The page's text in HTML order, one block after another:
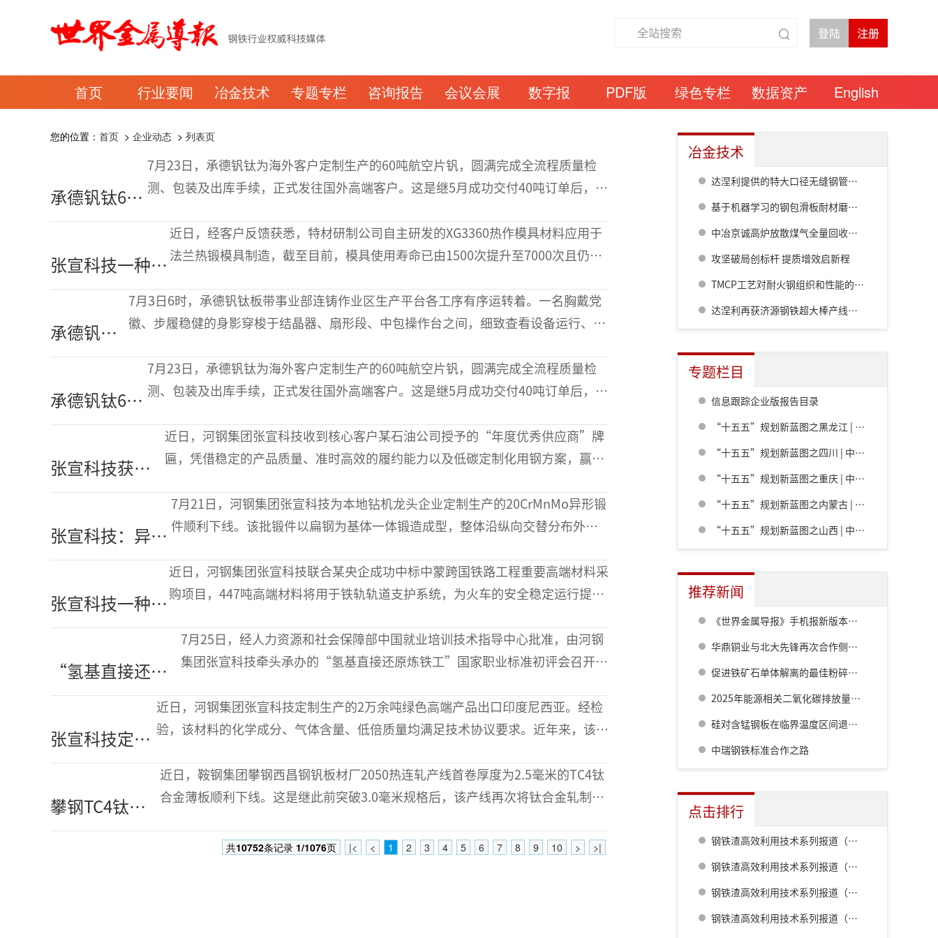
首页 行业要闻 冶金技术 专题专栏 咨询报告 会议会展 数字报 PDF版 绿色专栏 数据资产 English
您的位置： 首页 > 企业动态 > 列表页
承德钒钛60
吨航空片钒
端客户
7月23日，承德钒钛为海外客户定制生产的60吨航空片钒，圆满完成全流程质量检
测、包装及出库手续，正式发往国外高端客户。这是继5月成功交付40吨订单后，该
航天V-Al母合
张宣科技一种模
具产品助力客户
模具寿命提升
3.6倍
近日，经客户反馈获悉，特材研制公司自主研发的XG3360热作模具材料应用于
法兰热锻模具制造，截至目前，模具使用寿命已由1500次提升至7000次且仍保
款面向高端热
承德钒钛
党徽映初
争先
7月3日6时，承德钒钛板带事业部连铸作业区生产平台各工序有序运转着。一名胸戴党
徽、步履稳健的身影穿梭于结晶器、扇形段、中包操作台之间，细致查看设备运行、核
参加工
承德钒钛60
吨航空片钒
端客户
7月23日，承德钒钛为海外客户定制生产的60吨航空片钒，圆满完成全流程质量检
测、包装及出库手续，正式发往国外高端客户。这是继5月成功交付40吨订单后，该
航天V-Al母合
张宣科技获评
石油领域客
供应商”荣誉
近日，河钢集团张宣科技收到核心客户某石油公司授予的“年度优秀供应商”牌
匾，凭借稳定的产品质量、准时高效的履约能力以及低碳定制化用钢方案，赢得
备高强度工况用料需求，以二方
张宣科技：异形
扁钢锻件成功助
件制造
7月21日，河钢集团张宣科技为本地钻机龙头企业定制生产的20CrMnMo异形锻
件顺利下线。该批锻件以扁钢为基体一体锻造成型，整体沿纵向交替分布外凸
壳核心受力部件定制。该材料
张宣科技一种高
端材料助建“一
程项目
近日，河钢集团张宣科技联合某央企成功中标中蒙跨国铁路工程重要高端材料采
购项目，447吨高端材料将用于铁轨轨道支护系统，为火车的安全稳定运行提供
司坚持以市场为导向，紧盯“一
“氢基直接还原
炼铁工”国家职
业标准初评会在
张宣科技召开
7月25日，经人力资源和社会保障部中国就业培训技术指导中心批准，由河钢
集团张宣科技牵头承办的“氢基直接还原炼铁工”国家职业标准初评会召开。
和高等院校的13位评审专家参加评审
张宣科技定制
生产高端绿色
尼西亚
近日，河钢集团张宣科技定制生产的2万余吨绿色高端产品出口印度尼西亚。经检
验，该材料的化学成分、气体含量、低倍质量均满足技术协议要求。近年来，该公
化要求优化生产工艺路线，
攀钢TC4钛合
金2.5毫米薄板
近日，鞍钢集团攀钢西昌钢钒板材厂2050热连轧产线首卷厚度为2.5毫米的TC4钛
合金薄板顺利下线。这是继此前突破3.0毫米规格后，该产线再次将钛合金轧制厚
|< < 1 2 3 4 5 6 7 8 9 10 > >|
共10752条记录 1/1076页
冶金技术
达涅利提供的特大口径无缝钢管热连轧线在衡钢热试成功
基于机器学习的钢包滑板耐材磨损预测模型研究
中冶京诚高炉放散煤气全量回收成套技术方案
攻坚破局创标杆 提质增效启新程
TMCP工艺对耐火钢组织和性能的影响
达涅利再获济源钢铁超大棒产线核心设备订单
专题栏目
信息跟踪企业版报告目录
“十五五”规划新蓝图之黑龙江 | 中共黑龙江省委关于制定国民经济和社会发展第十五个五年规划的建议
“十五五”规划新蓝图之四川 | 中共四川省委关于制定四川省国民经济和社会发展第十五个五年规划的建议
“十五五”规划新蓝图之重庆 | 中共重庆市委关于制定重庆市国民经济和社会发展第十五个五年规划的建议
“十五五”规划新蓝图之内蒙古 | 内蒙古自治区党委关于制定国民经济和社会发展第十五个五年规划的建议
“十五五”规划新蓝图之山西 | 中共山西省委关于制定山西省国民经济和社会发展第十五个五年规划的建议
推荐新闻
《世界金属导报》手机报新版本发布，免费下载，免费看
华鼎铜业与北大先锋再次合作侧吹炉配套6000立方制氧项目
促进铁矿石单体解离的最佳粉碎方法研究
2025年能源相关二氧化碳排放量同比增长0.4%至381亿吨
硅对含锰钢板在临界温度区间退火过程中残余奥氏体形成行为的影响
中瑞钢铁标准合作之路
点击排行
钢铁渣高效利用技术系列报道（一） 室兰钢铁厂用钢渣骨料配制重混凝土的研究
钢铁渣高效利用技术系列报道（二） 鹿岛钢铁厂钢铁渣利用技术的开发
钢铁渣高效利用技术系列报道（五） 八幡厂钢铁渣的利用
钢铁渣高效利用技术系列报道（三） 名古屋厂铁水预处理炉渣肥料化的开发